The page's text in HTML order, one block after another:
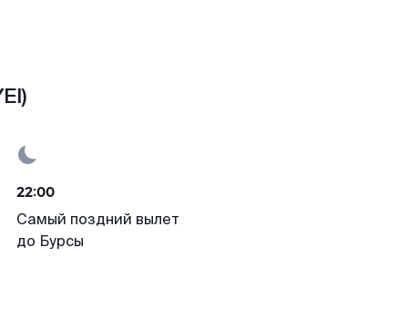
22:00
Самый поздний вылет
до Бурсы